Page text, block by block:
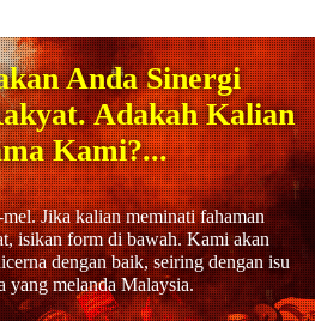
Anda Sinergi
Adakah Kalian
Kami?...
Jika kalian meminati fahaman
isikan form di bawah. Kami akan
dengan baik, seiring dengan isu
yang melanda Malaysia.